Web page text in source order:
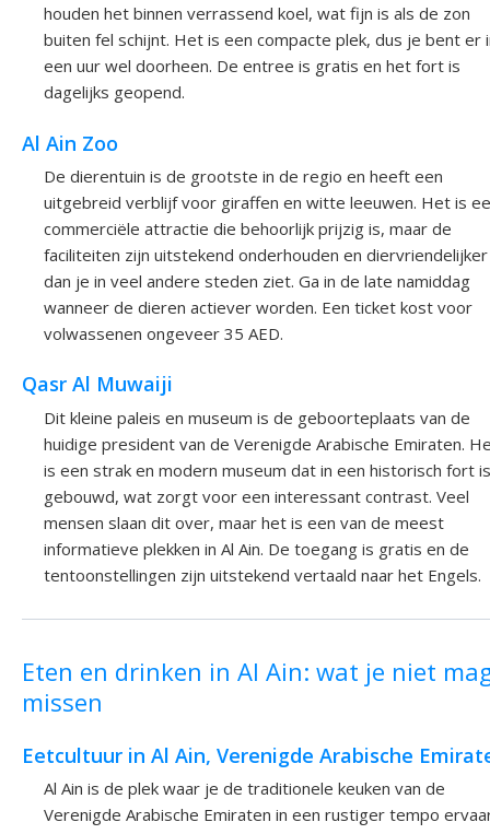
houden het binnen verrassend koel, wat fijn is als de zon
buiten fel schijnt. Het is een compacte plek, dus je bent er
een uur wel doorheen. De entree is gratis en het fort is
dagelijks geopend.
Al Ain Zoo
De dierentuin is de grootste in de regio en heeft een
uitgebreid verblijf voor giraffen en witte leeuwen. Het is
commerciële attractie die behoorlijk prijzig is, maar de
faciliteiten zijn uitstekend onderhouden en diervriendelijker
dan je in veel andere steden ziet. Ga in de late namiddag
wanneer de dieren actiever worden. Een ticket kost voor
volwassenen ongeveer 35 AED.
Qasr Al Muwaiji
Dit kleine paleis en museum is de geboorteplaats van de
huidige president van de Verenigde Arabische Emiraten.
is een strak en modern museum dat in een historisch fort is
gebouwd, wat zorgt voor een interessant contrast. Veel
mensen slaan dit over, maar het is een van de meest
informatieve plekken in Al Ain. De toegang is gratis en de
tentoonstellingen zijn uitstekend vertaald naar het Engels.
Eten en drinken in Al Ain: wat je niet
missen
Eetcultuur in Al Ain, Verenigde Arabische
Al Ain is de plek waar je de traditionele keuken van de
Verenigde Arabische Emiraten in een rustiger tempo